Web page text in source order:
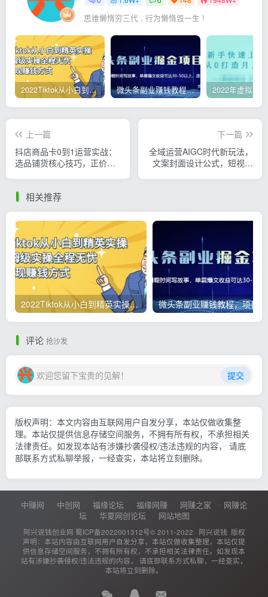
思维懒惰穷三代 , 行为懒惰毁一生 !
2022Tiktok从小白到精英实操，0-1保姆级实操全程无忧，多种变现赚钱方式 微头条副业赚钱教程，项目单号单天做到50-100+收益
上一篇
抖店商品卡0到1运营实战：
选品铺货核心技巧，正价品
下一篇
全域运营AIGC时代新玩法，
文案封面设计公式，短视频
相关推荐
2022Tiktok从小白到精英实操，0-1保姆级实操全程无忧，多种变现赚钱方式
评论 抢沙发
欢迎您留下宝贵的见解！ 提交
版权声明：本文内容由互联网用户自发分享，本站仅做收集整
理。本站仅提供信息存储空间服务，不拥有所有权，不承担相关
法律责任。如发现本站有涉嫌抄袭侵权/违法违规的内容， 请底
部联系方式私聊举报，一经查实，本站将立刻删除。
中赚网 中创网 福缘论坛 福缘网赚 网赚之家
网赚论
坛
华夏网创论坛 网站地图
阿兴说钱创业网 蜀ICP备2022001312号© 2011-2022 · 阿兴说钱 版权
声明：本站内容由互联网用户自发分享，本站仅做收集整理，本站仅提
供信息存储空间服务，不拥有所有权，不承担相关法律责任。如发现本
站有涉嫌抄袭侵权/违法违规的内容， 请底部联系方式私聊，一经查实，
本站将立刻删除。